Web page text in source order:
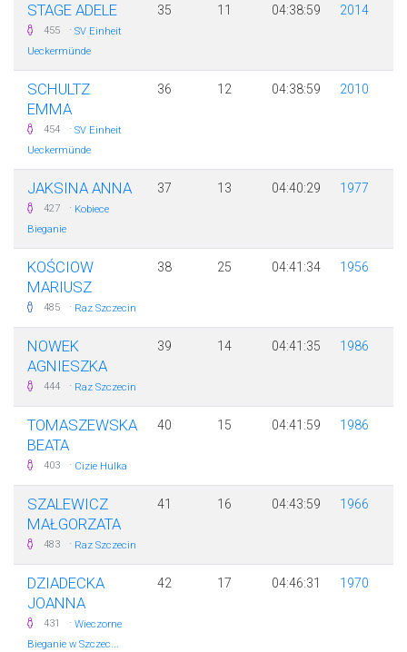
STAGE ADELE
455 · SV Einheit
Ueckermünde
35 11 04:38:59 2014
SCHULTZ
EMMA
454 · SV Einheit
Ueckermünde
36 12 04:38:59 2010
JAKSINA ANNA
427 · Kobiece
Bieganie
37 13 04:40:29 1977
KOŚCIOW
MARIUSZ
485 · Raz Szczecin
38 25 04:41:34 1956
NOWEK
AGNIESZKA
444 · Raz Szczecin
39 14 04:41:35 1986
TOMASZEWSKA
BEATA
403 · Cizie Hulka
40 15 04:41:59 1986
SZALEWICZ
MAŁGORZATA
483 · Raz Szczecin
41 16 04:43:59 1966
DZIADECKA
JOANNA
431 · Wieczorne
Bieganie w Szczec...
42 17 04:46:31 1970